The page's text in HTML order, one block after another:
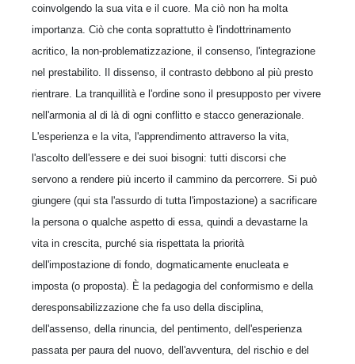
coinvolgendo la sua vita e il cuore. Ma ciò non ha molta
importanza. Ciò che conta soprattutto è l'indottrinamento
acritico, la non-problematizzazione, il consenso, l'integrazione
nel prestabilito. Il dissenso, il contrasto debbono al più presto
rientrare. La tranquillità e l'ordine sono il presupposto per vivere
nell'armonia al di là di ogni conflitto e stacco generazionale.
L'esperienza e la vita, l'apprendimento attraverso la vita,
l'ascolto dell'essere e dei suoi bisogni: tutti discorsi che
servono a rendere più incerto il cammino da percorrere. Si può
giungere (qui sta l'assurdo di tutta l'impostazione) a sacrificare
la persona o qualche aspetto di essa, quindi a devastarne la
vita in crescita, purché sia rispettata la priorità
dell'impostazione di fondo, dogmaticamente enucleata e
imposta (o proposta). È la pedagogia del conformismo e della
deresponsabilizzazione che fa uso della disciplina,
dell'assenso, della rinuncia, del pentimento, dell'esperienza
passata per paura del nuovo, dell'avventura, del rischio e del